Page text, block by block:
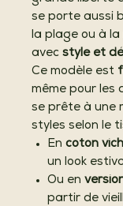
se porte aussi
la plage ou à la
avec style et
Ce modèle est
même pour les
se prête à une
styles selon le
En coton
un look
Ou en
partir de